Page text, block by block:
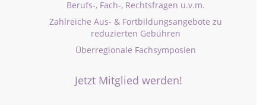
Berufs-, Fach-, Rechtsfragen u.v.m.
Zahlreiche Aus- & Fortbildungsangebote zu
reduzierten Gebühren
Überregionale Fachsymposien
Jetzt Mitglied werden!